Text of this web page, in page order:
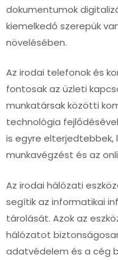
dokumentumok
kiemelkedő szerepük
növelésében.
Az irodai telefonok és
fontosak az üzleti
munkatársak közötti
technológia
is egyre
munkavégzést és az
Az irodai hálózati
segítik az informatikai
tárolását. Azok az
hálózatot
adatvédelem és a cég